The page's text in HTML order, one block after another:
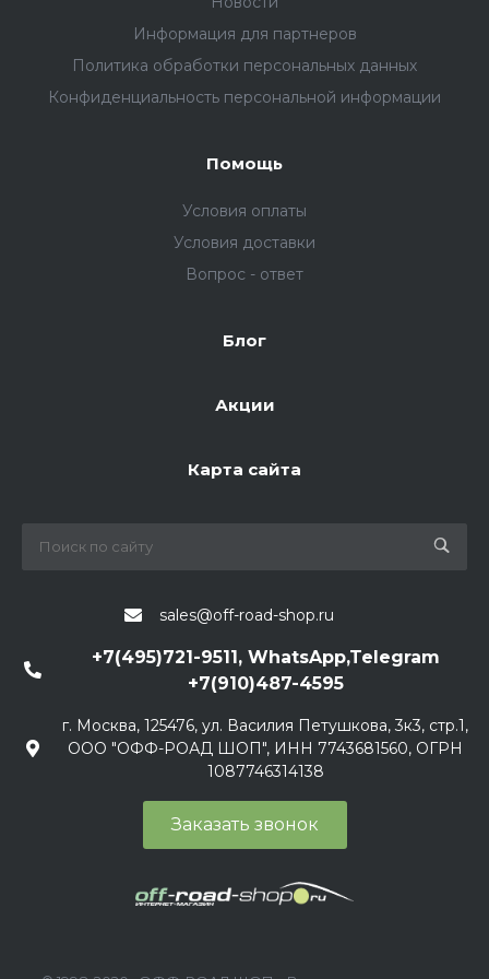
Информация для партнеров
Политика обработки персональных данных
Конфиденциальность персональной информации
Помощь
Условия оплаты
Условия доставки
Вопрос - ответ
Блог
Акции
Карта сайта
sales@off-road-shop.ru
+7(495)721-9511, WhatsApp,Telegram
+7(910)487-4595
г. Москва, 125476, ул. Василия Петушкова, 3к3, стр.1,
ООО "ОФФ-РОАД ШОП", ИНН 7743681560, ОГРН
1087746314138
Заказать звонок